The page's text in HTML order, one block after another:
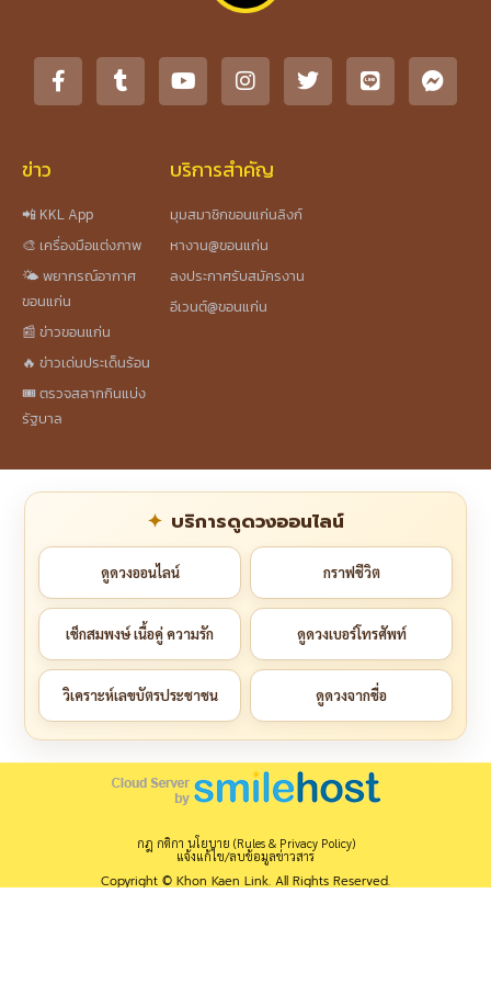
ข่าว
📲 KKL App
🎨 เครื่องมือแต่งภาพ
🌤️ พยากรณ์อากาศ
ขอนแก่น
📰 ข่าวขอนแก่น
🔥 ข่าวเด่นประเด็นร้อน
🎟️ ตรวจสลากกินแบ่ง
รัฐบาล
บริการสำคัญ
มุมสมาชิกขอนแก่นลิงก์
หางาน@ขอนแก่น
ลงประกาศรับสมัครงาน
อีเวนต์@ขอนแก่น
บริการดูดวงออนไลน์
ดูดวงออนไลน์ กราฟชีวิต
เช็กสมพงษ์ เนื้อคู่ ความรัก ดูดวงเบอร์โทรศัพท์
วิเคราะห์เลขบัตรประชาชน ดูดวงจากชื่อ
กฎ กติกา นโยบาย (Rules & Privacy Policy)
แจ้งแก้ไข/ลบข้อมูลข่าวสาร
Copyright © Khon Kaen Link. All Rights Reserved.